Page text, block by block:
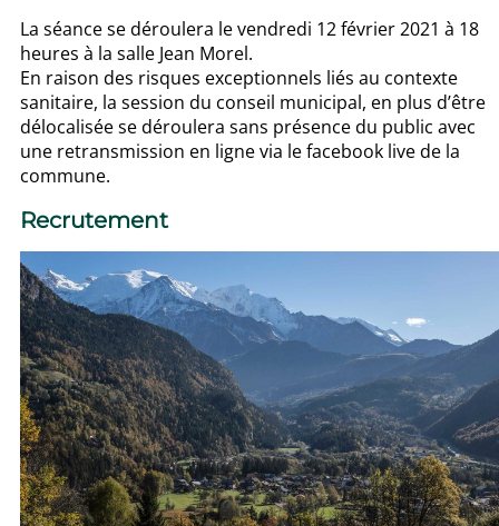
La séance se déroulera le vendredi 12 février 2021 à 18
heures à la salle Jean Morel.
En raison des risques exceptionnels liés au contexte
sanitaire, la session du conseil municipal, en plus d’être
délocalisée se déroulera sans présence du public avec
une retransmission en ligne via le facebook live de la
commune.
Recrutement